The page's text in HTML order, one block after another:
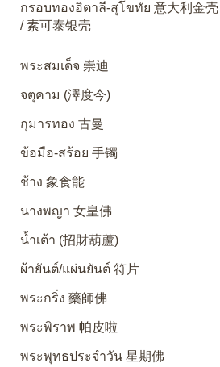
กรอบทองอิตาลี-สุโขทัย 意大利金壳
/ 素可泰银壳
พระสมเด็จ 崇迪
จตุคาม (澤度今)
กุมารทอง 古曼
ข้อมือ-สร้อย 手镯
ช้าง 象食能
นางพญา 女皇佛
น้ำเต้า (招財葫蘆)
ผ้ายันต์/แผ่นยันต์ 符片
พระกริ่ง 藥師佛
พระพิราพ 帕皮啦
พระพุทธประจำวัน 星期佛